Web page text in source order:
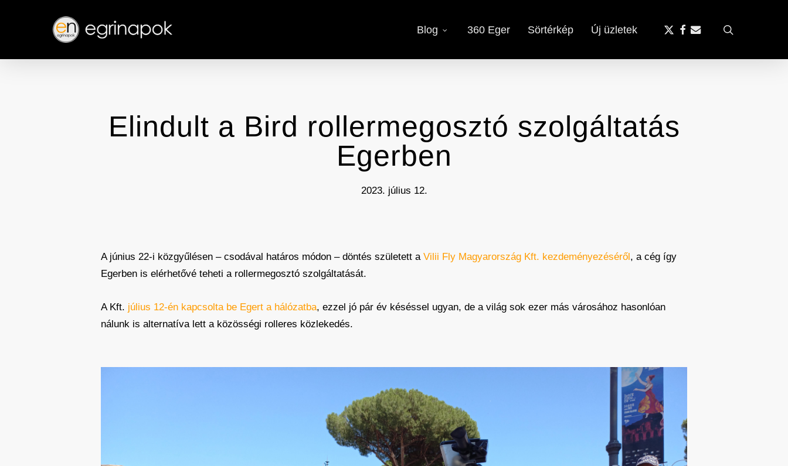
content
Blog 360 Eger Sörtérkép Új üzletek
x-
facebook
email
Elindult a Bird rollermegosztó szolgáltatás
Egerben
2023. július 12.
A június 22-i közgyűlésen – csodával határos módon – döntés született aVilii Fly Magyarország Kft. kezdeményezéséről, a cég így
Egerben is elérhetővé teheti a rollermegosztó szolgáltatását.
A Kft. július 12-én kapcsolta be Egert a hálózatba, ezzel jó pár év késéssel ugyan, de a világ sok ezer más városához hasonlóan
nálunk is alternatíva lett a közösségi rolleres közlekedés.
A rollerezés mindenhol megosztó dolog. Talán mindenki egyetért abban, hogy a szétdobált járművek borzasztóan mutatnak az
utcákon, ahogy vérmérséklettől függetlenül talán azzal az érzéssel is mindannyian találkoztunk már legalább egyszer, amikor jól
esett volna felrúgni egy szabálytalan rollerest. Az éremnek van azonban egy másik oldala is, amiben legalább ugyanekkora az
egyetértés: valamit kezdeni kell a városok közösségi közlekedésével, különben élhetetlenné válnak a településeink. Erre jelentenek